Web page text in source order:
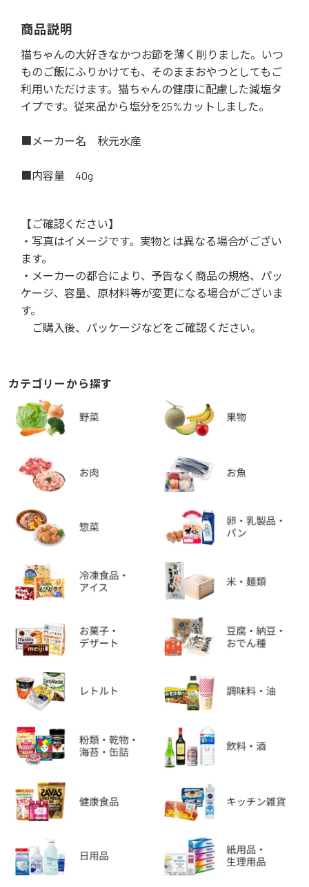
商品説明
猫ちゃんの大好きなかつお節を薄く削りました。いつ
ものご飯にふりかけても、そのままおやつとしてもご
利用いただけます。猫ちゃんの健康に配慮した減塩タ
イプです。従来品から塩分を25%カットしました。
■メーカー名 秋元水産
■内容量 40g
【ご確認ください】
・写真はイメージです。実物とは異なる場合がござい
ます。
・メーカーの都合により、予告なく商品の規格、パッ
ケージ、容量、原材料等が変更になる場合がございま
す。
ご購入後、パッケージなどをご確認ください。
カテゴリーから探す